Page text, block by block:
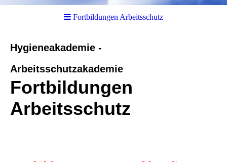
Fortbildungen Arbeitsschutz
Hygieneakademie -
Arbeitsschutzakademie
Fortbildungen
Arbeitsschutz